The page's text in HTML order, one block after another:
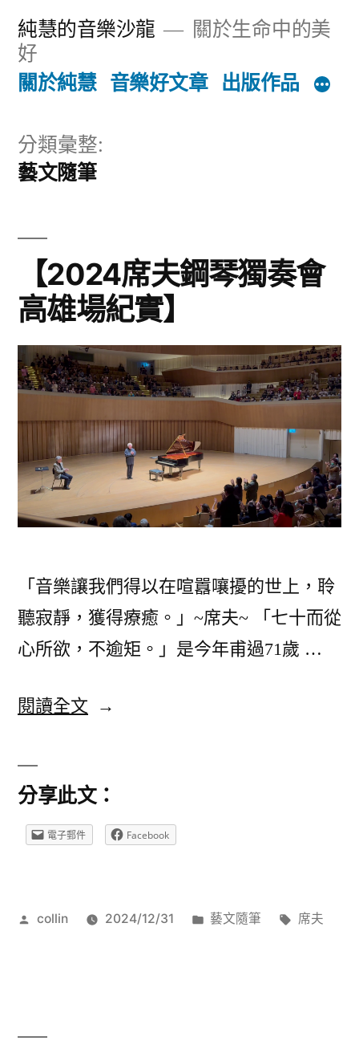
純慧的音樂沙龍
關於生命中的美
好
關於純慧 音樂好文章 出版作品
分類彙整:
藝文隨筆
【2024席夫鋼琴獨奏會
高雄場紀實】
「音樂讓我們得以在喧囂嚷擾的世上，聆
聽寂靜，獲得療癒。」~席夫~ 「七十而從
心所欲，不逾矩。」是今年甫過71歲 …
閱讀全文 〈【2024
鋼
琴
會
分享此文：
電子郵件 Facebook
作
collin 2024/12/31
分
藝文隨筆
標
席夫